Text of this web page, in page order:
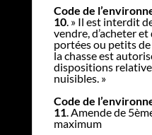
Code de
10. » Il est interdit
vendre, d’acheter
portées ou petits
la chasse est
dispositions
nuisibles. »
Code de
11 . Amende de
maximum